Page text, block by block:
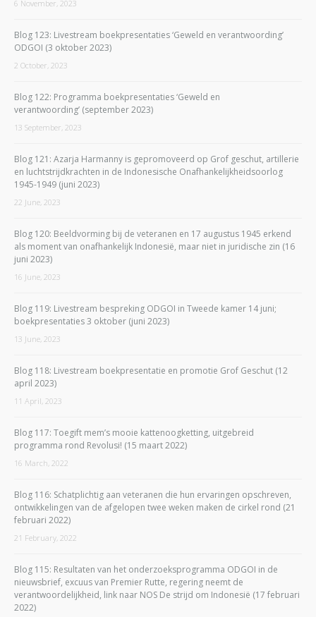
6 November, 2023
Blog 123: Livestream boekpresentaties ‘Geweld en verantwoording’
ODGOI (3 oktober 2023)
2 October, 2023
Blog 122: Programma boekpresentaties ‘Geweld en
verantwoording’ (september 2023)
13 September, 2023
Blog 121: Azarja Harmanny is gepromoveerd op Grof geschut, artillerie
en luchtstrijdkrachten in de Indonesische Onafhankelijkheidsoorlog
1945-1949 (juni 2023)
22 June, 2023
Blog 120: Beeldvorming bij de veteranen en 17 augustus 1945 erkend
als moment van onafhankelijk Indonesië, maar niet in juridische zin (16
juni 2023)
16 June, 2023
Blog 119: Livestream bespreking ODGOI in Tweede kamer 14 juni;
boekpresentaties 3 oktober (juni 2023)
13 June, 2023
Blog 118: Livestream boekpresentatie en promotie Grof Geschut (12
april 2023)
11 April, 2023
Blog 117: Toegift mem’s mooie kattenoogketting, uitgebreid
programma rond Revolusi! (15 maart 2022)
16 March, 2022
Blog 116: Schatplichtig aan veteranen die hun ervaringen opschreven,
ontwikkelingen van de afgelopen twee weken maken de cirkel rond (21
februari 2022)
21 February, 2022
Blog 115: Resultaten van het onderzoeksprogramma ODGOI in de
nieuwsbrief, excuus van Premier Rutte, regering neemt de
verantwoordelijkheid, link naar NOS De strijd om Indonesië (17 februari
2022)